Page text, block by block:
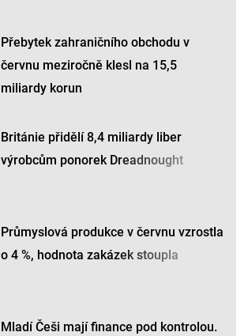
Přebytek zahraničního obchodu v
červnu meziročně klesl na 15,5
miliardy korun
Británie přidělí 8,4 miliardy liber
výrobcům ponorek Dreadnought
Průmyslová produkce v červnu vzrostla
o 4 %, hodnota zakázek stoupla
Mladí Češi mají finance pod kontrolou.